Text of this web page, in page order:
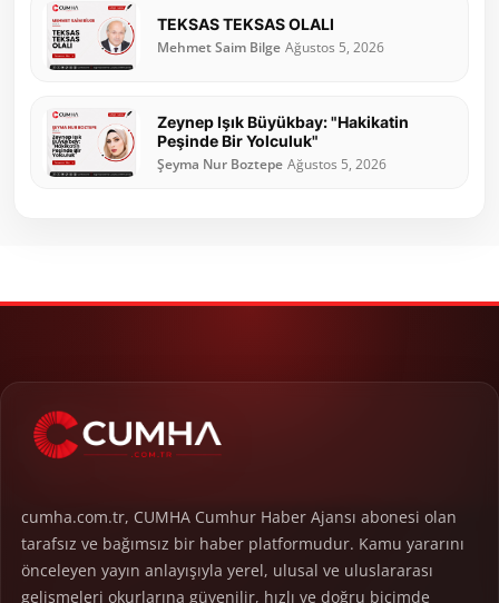
TEKSAS TEKSAS OLALI
Mehmet Saim Bilge Ağustos 5, 2026
Zeynep Işık Büyükbay: "Hakikatin
Peşinde Bir Yolculuk"
Şeyma Nur Boztepe Ağustos 5, 2026
cumha.com.tr, CUMHA Cumhur Haber Ajansı abonesi olan
tarafsız ve bağımsız bir haber platformudur. Kamu yararını
önceleyen yayın anlayışıyla yerel, ulusal ve uluslararası
gelişmeleri okurlarına güvenilir, hızlı ve doğru biçimde